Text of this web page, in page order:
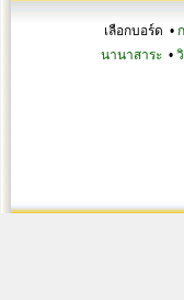
เลือกบอร์ด •
นานาสาระ•